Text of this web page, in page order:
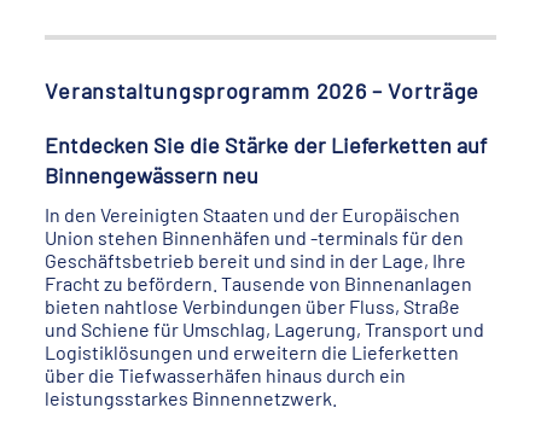
Veranstaltungsprogramm 2026 – Vorträge
Entdecken Sie die Stärke der Lieferketten auf
Binnengewässern neu
In den Vereinigten Staaten und der Europäischen
Union stehen Binnenhäfen und -terminals für den
Geschäftsbetrieb bereit und sind in der Lage, Ihre
Fracht zu befördern. Tausende von Binnenanlagen
bieten nahtlose Verbindungen über Fluss, Straße
und Schiene für Umschlag, Lagerung, Transport und
Logistiklösungen und erweitern die Lieferketten
über die Tiefwasserhäfen hinaus durch ein
leistungsstarkes Binnennetzwerk.